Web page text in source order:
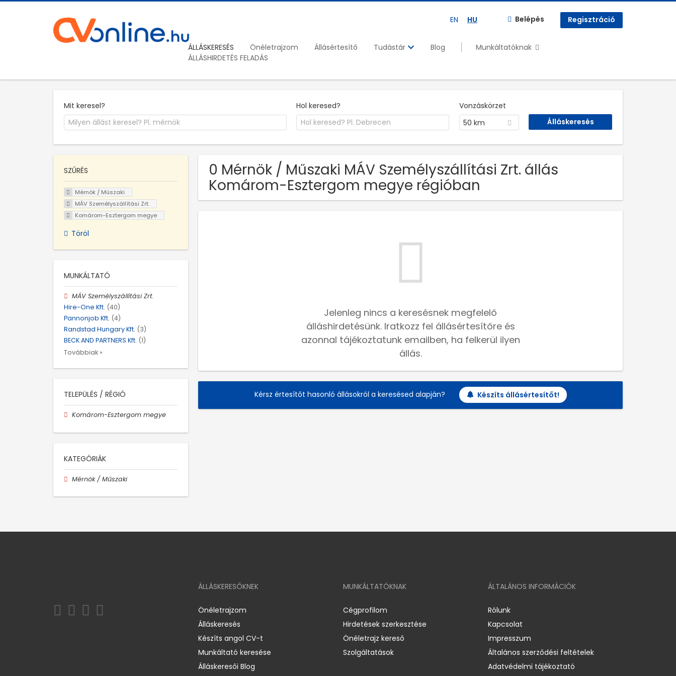
EN HU Belépés Regisztráció
ÁLLÁSKERESÉS Önéletrajzom Állásértesítő Tudástár Blog
Munkáltatóknak
ÁLLÁSHIRDETÉS FELADÁS
Mit keresel? Hol keresed?
Vonzáskörzet
50 km
0 Mérnök / Műszaki MÁV Személyszállítási Zrt. állás
Komárom-Esztergom megye régióban
Jelenleg nincs a keresésnek megfelelő
álláshirdetésünk. Iratkozz fel állásértesítőre és
azonnal tájékoztatunk emailben, ha felkerül ilyen
állás.
Kérsz értesítőt hasonló állásokról a keresésed alapján? Készíts állásértesítőt!
SZŰRÉS
Mérnök / Műszaki
MÁV Személyszállítási Zrt.
Komárom-Esztergom megye
Töröl
MUNKÁLTATÓ
MÁV Személyszállítási Zrt.
Hire-One Kft. (40)
Pannonjob Kft. (4)
Randstad Hungary Kft. (3)
BECK AND PARTNERS Kft. (1)
Továbbiak »
TELEPÜLÉS / RÉGIÓ
Komárom-Esztergom megye
KATEGÓRIÁK
Mérnök / Műszaki
ÁLLÁSKERESŐKNEK
Önéletrajzom
Álláskeresés
Készíts angol CV-t
Munkáltató keresése
Álláskeresői Blog
MUNKÁLTATÓKNAK
Cégprofilom
Hirdetések szerkesztése
Önéletrajz kereső
Szolgáltatások
ÁLTALÁNOS INFORMÁCIÓK
Rólunk
Kapcsolat
Impresszum
Általános szerződési feltételek
Adatvédelmi tájékoztató